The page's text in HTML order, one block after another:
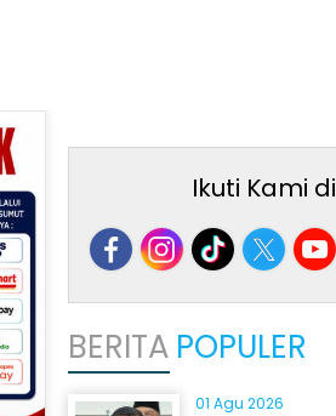
Ikuti Kami di
BERITA POPULER
01 Agu 2026